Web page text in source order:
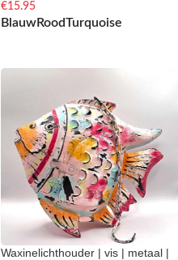
€15.95
BlauwRoodTurquoise
Waxinelichthouder | vis | metaal |